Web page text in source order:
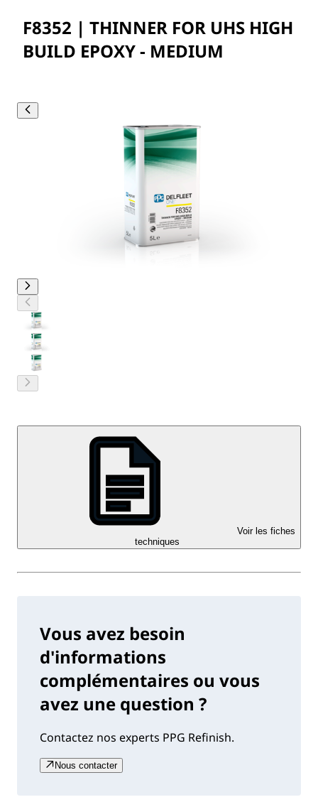
F8352 | THINNER FOR UHS HIGH
BUILD EPOXY - MEDIUM
Voir les fiches
techniques
Vous avez besoin
d'informations
complémentaires ou vous
avez une question ?
Contactez nos experts PPG Refinish.
Nous contacter